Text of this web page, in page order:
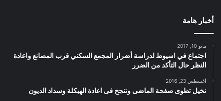
أخبار هامة
مايو 10, 2017
اجتماع في اسيوط لدراسة أضرار المجمع السكني قرب المصانع واعادة
النظر حال التأكد من الضرر
أغسطس 23, 2016
نخيل تطوى صفحة الماضى وتنجح فى اعادة الهيكلة وسداد الديون